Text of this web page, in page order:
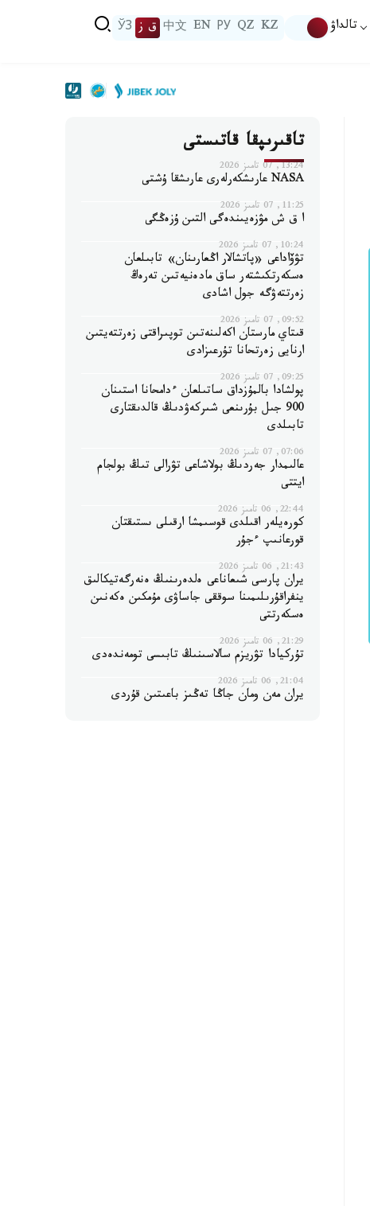
تالداۋ KZ
QZ
РУ
EN
中文 ق ز ЎЗ
تاقىرىپقا قاتىستى
13:24, 07 تامىز 2026
NASA عارىشكەرلەرى عارىشقا ۇشتى
11:25, 07 تامىز 2026
ا ق ش مۋزەيىندەگى التىن ۇزەڭگى
10:24, 07 تامىز 2026
تۋۆاداعى «پاتشالار اڭعارىنان» تابىلعان
ەسكەرتكىشتەر ساق مادەنيەتىن تەرەڭ
زەرتتەۋگە جول اشادى
09:52, 07 تامىز 2026
قىتاي مارستان اكەلىنەتىن توپىراقتى زەرتتەيتىن
ارنايى زەرتحانا تۇرعىزادى
09:25, 07 تامىز 2026
پولشادا بالمۇزداق ساتىلعان ءدامحانا استىنان
900 جىل بۇرىنعى شىركەۋدىڭ قالدىقتارى
تابىلدى
07:06, 07 تامىز 2026
عالىمدار جەردىڭ بولاشاعى تۋرالى تىڭ بولجام
ايتتى
22:44, 06 تامىز 2026
كورەيلەر اقىلدى قوسىمشا ارقىلى ىستىقتان
قورعانىپ ءجۇر
21:43, 06 تامىز 2026
يران پارسى شىعاناعى ەلدەرىنىڭ ەنەرگەتيكالىق
ينفراقۇرىلىمىنا سوققى جاساۋى مۇمكىن ەكەنىن
ەسكەرتتى
21:29, 06 تامىز 2026
تۇركيادا تۋريزم سالاسىنىڭ تابىسى تومەندەدى
21:04, 06 تامىز 2026
يران مەن ومان جاڭا تەڭىز باعىتىن قۇردى